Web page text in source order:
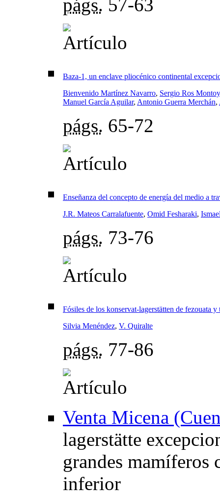
págs. 57-63
Baza-1, un enclave pliocénico continental
Bienvenido Martínez Navarro, Sergio Ros
Manuel García Aguilar, Antonio Guerra Merchán,
págs. 65-72
Enseñanza del concepto de energía del medio a
J.R. Mateos Carralafuente, Omid Fesharaki,
págs. 73-76
Fósiles de los konservat-lagerstätten de
Silvia Menéndez, V. Quiralte
págs. 77-86
Venta Micena
lagerstätte
grandes mamíferos
inferior